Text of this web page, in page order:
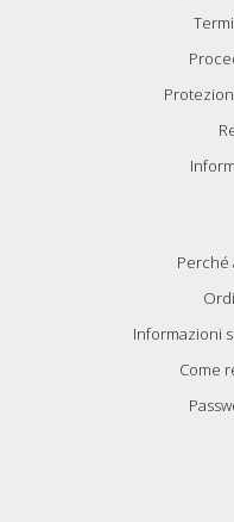
Perché
Informazioni
Come